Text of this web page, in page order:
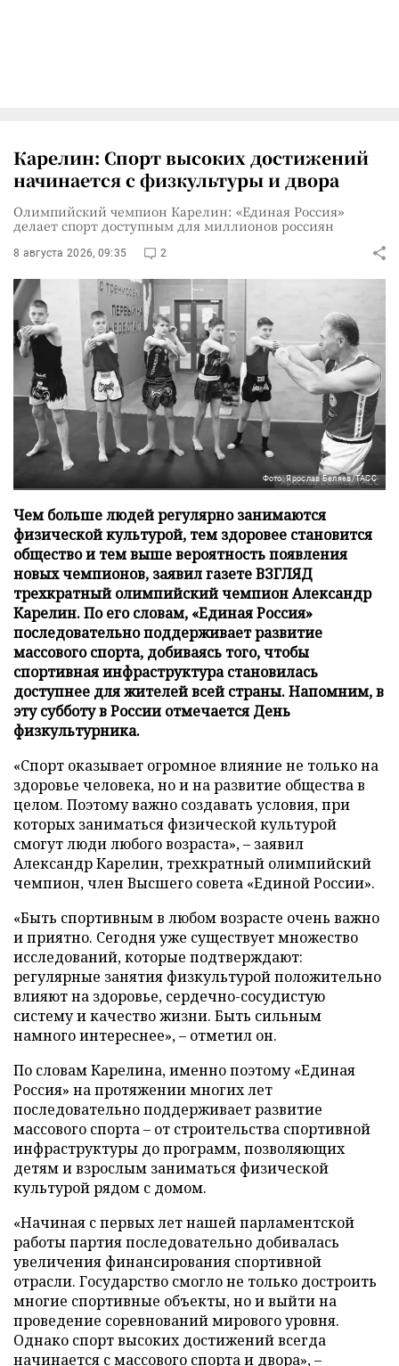
Карелин: Спорт высоких достижений
начинается с физкультуры и двора
Олимпийский чемпион Карелин: «Единая Россия»
делает спорт доступным для миллионов россиян
8 августа 2026, 09:35 2
Фото: Ярослав Беляев/ТАСС
Чем больше людей регулярно занимаются
физической культурой, тем здоровее становится
общество и тем выше вероятность появления
новых чемпионов, заявил газете ВЗГЛЯД
трехкратный олимпийский чемпион Александр
Карелин. По его словам, «Единая Россия»
последовательно поддерживает развитие
массового спорта, добиваясь того, чтобы
спортивная инфраструктура становилась
доступнее для жителей всей страны. Напомним, в
эту субботу в России отмечается День
физкультурника.
«Спорт оказывает огромное влияние не только на
здоровье человека, но и на развитие общества в
целом. Поэтому важно создавать условия, при
которых заниматься физической культурой
смогут люди любого возраста», – заявил
Александр Карелин, трехкратный олимпийский
чемпион, член Высшего совета «Единой России».
«Быть спортивным в любом возрасте очень важно
и приятно. Сегодня уже существует множество
исследований, которые подтверждают:
регулярные занятия физкультурой положительно
влияют на здоровье, сердечно-сосудистую
систему и качество жизни. Быть сильным
намного интереснее», – отметил он.
По словам Карелина, именно поэтому «Единая
Россия» на протяжении многих лет
последовательно поддерживает развитие
массового спорта – от строительства спортивной
инфраструктуры до программ, позволяющих
детям и взрослым заниматься физической
культурой рядом с домом.
«Начиная с первых лет нашей парламентской
работы партия последовательно добивалась
увеличения финансирования спортивной
отрасли. Государство смогло не только достроить
многие спортивные объекты, но и выйти на
проведение соревнований мирового уровня.
Однако спорт высоких достижений всегда
начинается с массового спорта и двора», –